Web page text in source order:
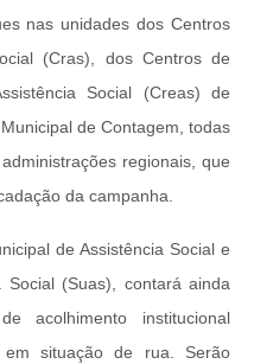
nas unidades dos Centros
(Cras), dos Centros de
Social (Creas) de
de Contagem, todas
regionais, que
da campanha.
de Assistência Social e
(Suas), contará ainda
acolhimento institucional
situação de rua. Serão